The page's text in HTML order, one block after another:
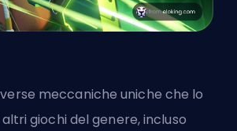
meccaniche uniche che lo
giochi del genere, incluso